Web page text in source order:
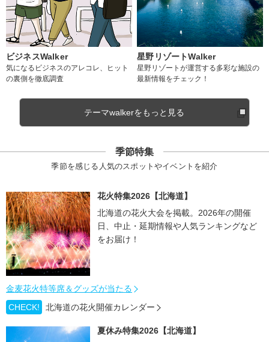
ビジネスWalker
気になるビジネスのアレコレ、ヒット
の裏側を徹底調査
星野リゾートWalker
星野リゾートが運営する多彩な施設の
最新情報をチェック！
テーマwalkerをもっと見る
季節特集
季節を感じる人気のスポットやイベントを紹介
花火特集2026【北海道】
北海道の花火大会を掲載。2026年の開催
日、中止・延期情報や人気ランキングなど
をお届け！
金麦花火特等席＆グッズが当たる
CHECK!
北海道の花火開催カレンダー
夏休み特集2026【北海道】